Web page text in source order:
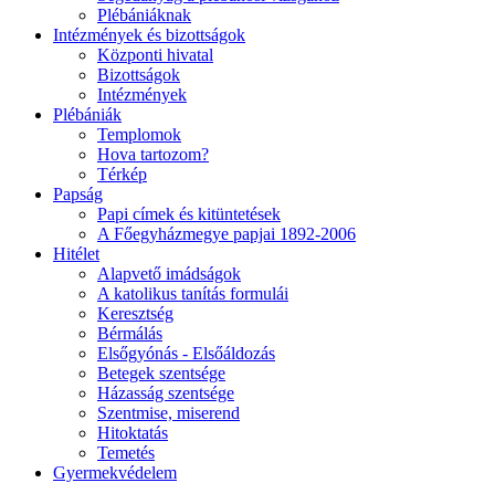
Plébániáknak
Intézmények és bizottságok
Központi hivatal
Bizottságok
Intézmények
Plébániák
Templomok
Hova tartozom?
Térkép
Papság
Papi címek és kitüntetések
A Főegyházmegye papjai 1892-2006
Hitélet
Alapvető imádságok
A katolikus tanítás formulái
Keresztség
Bérmálás
Elsőgyónás - Elsőáldozás
Betegek szentsége
Házasság szentsége
Szentmise, miserend
Hitoktatás
Temetés
Gyermekvédelem